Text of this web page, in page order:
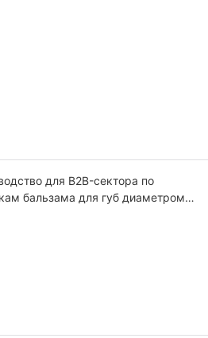
для B2B-сектора по
бальзама для губ диаметром